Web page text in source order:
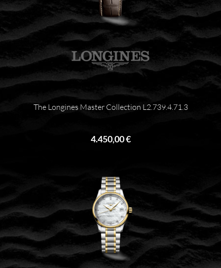
The Longines Master Collection L2.739.4.71.3
4.450,00 €